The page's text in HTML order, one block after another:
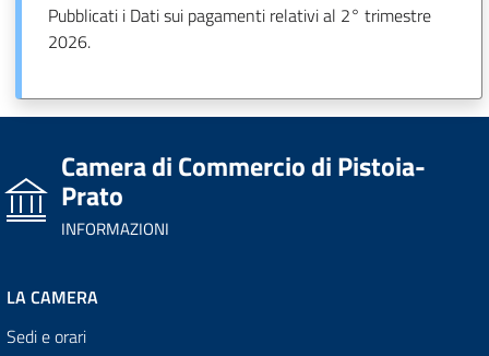
Pubblicati i Dati sui pagamenti relativi al 2° trimestre
2026.
Camera di Commercio di Pistoia-
Prato
INFORMAZIONI
LA CAMERA
Sedi e orari